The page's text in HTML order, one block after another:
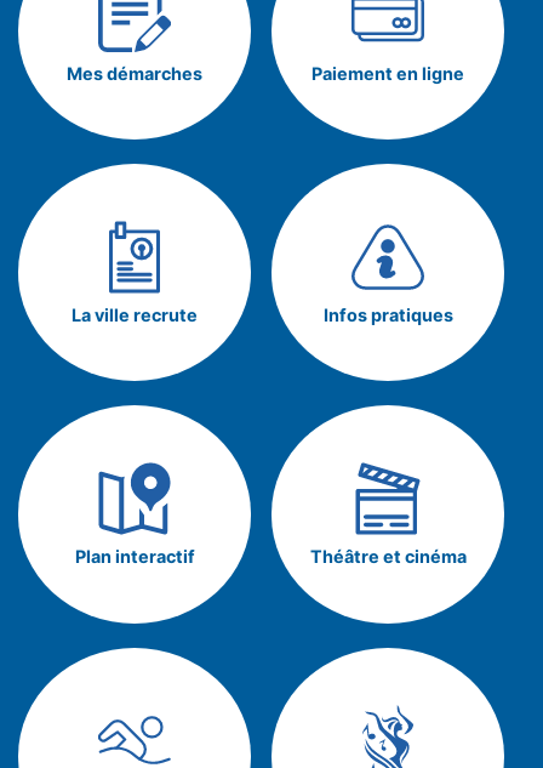
Mes démarches Paiement en ligne
La ville recrute Infos pratiques
Plan interactif Théâtre et cinéma